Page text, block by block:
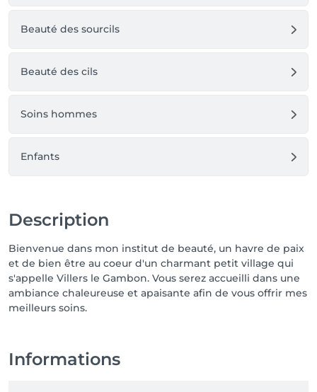
Beauté des sourcils
Beauté des cils
Soins hommes
Enfants
Description
Bienvenue dans mon institut de beauté, un havre de paix
et de bien être au coeur d'un charmant petit village qui
s'appelle Villers le Gambon. Vous serez accueilli dans une
ambiance chaleureuse et apaisante afin de vous offrir mes
meilleurs soins.
Informations